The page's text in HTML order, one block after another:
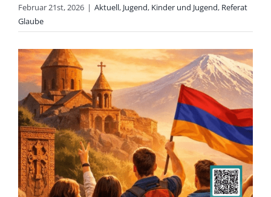
Februar 21st, 2026 | Aktuell, Jugend, Kinder und Jugend, Referat
Glaube
Zeige
grösseres
Bild